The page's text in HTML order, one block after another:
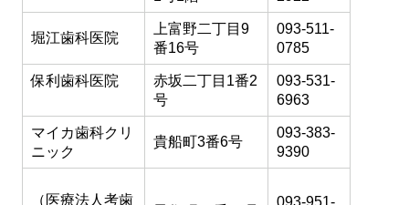
堀江歯科医院
上富野二丁目9
番16号
093-511-
0785
保利歯科医院
赤坂二丁目1番2
号
093-531-
6963
マイカ歯科クリ
ニック
貴船町3番6号
093-383-
9390
（医療法人考歯 093-951-